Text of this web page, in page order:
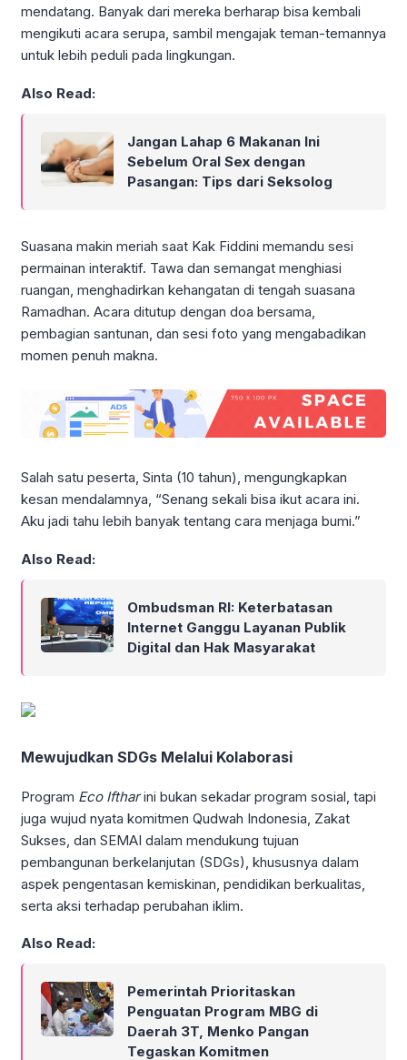
mendatang. Banyak dari mereka berharap bisa kembali
mengikuti acara serupa, sambil mengajak teman-temannya
untuk lebih peduli pada lingkungan.
Also Read:
Jangan Lahap 6 Makanan Ini
Sebelum Oral Sex dengan
Pasangan: Tips dari Seksolog
Suasana makin meriah saat Kak Fiddini memandu sesi
permainan interaktif. Tawa dan semangat menghiasi
ruangan, menghadirkan kehangatan di tengah suasana
Ramadhan. Acara ditutup dengan doa bersama,
pembagian santunan, dan sesi foto yang mengabadikan
momen penuh makna.
Salah satu peserta, Sinta (10 tahun), mengungkapkan
kesan mendalamnya, “Senang sekali bisa ikut acara ini.
Aku jadi tahu lebih banyak tentang cara menjaga bumi.”
Also Read:
Ombudsman RI: Keterbatasan
Internet Ganggu Layanan Publik
Digital dan Hak Masyarakat
Mewujudkan SDGs Melalui Kolaborasi
Program Eco Iftharini bukan sekadar program sosial, tapi
juga wujud nyata komitmen Qudwah Indonesia, Zakat
Sukses, dan SEMAI dalam mendukung tujuan
pembangunan berkelanjutan (SDGs), khususnya dalam
aspek pengentasan kemiskinan, pendidikan berkualitas,
serta aksi terhadap perubahan iklim.
Also Read:
Pemerintah Prioritaskan
Penguatan Program MBG di
Daerah 3T, Menko Pangan
Tegaskan Komitmen